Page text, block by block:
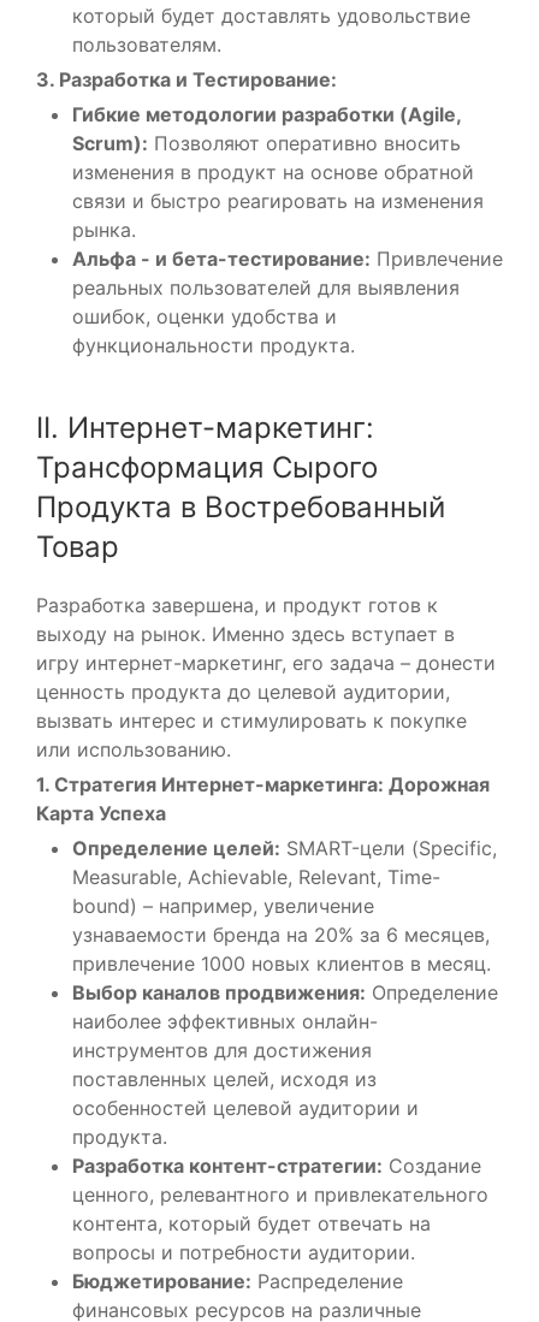
который будет доставлять удовольствие
пользователям.
3. Разработка и Тестирование:
Гибкие методологии разработки (Agile,
Scrum): Позволяют оперативно вносить
изменения в продукт на основе обратной
связи и быстро реагировать на изменения
рынка.
Альфа - и бета-тестирование: Привлечение
реальных пользователей для выявления
ошибок, оценки удобства и
функциональности продукта.
II. Интернет-маркетинг:
Трансформация Сырого
Продукта в Востребованный
Товар
Разработка завершена, и продукт готов к
выходу на рынок. Именно здесь вступает в
игру интернет-маркетинг, его задача – донести
ценность продукта до целевой аудитории,
вызвать интерес и стимулировать к покупке
или использованию.
1. Стратегия Интернет-маркетинга: Дорожная
Карта Успеха
Определение целей: SMART-цели (Specific,
Measurable, Achievable, Relevant, Time-
bound) – например, увеличение
узнаваемости бренда на 20% за 6 месяцев,
привлечение 1000 новых клиентов в месяц.
Выбор каналов продвижения: Определение
наиболее эффективных онлайн-
инструментов для достижения
поставленных целей, исходя из
особенностей целевой аудитории и
продукта.
Разработка контент-стратегии: Создание
ценного, релевантного и привлекательного
контента, который будет отвечать на
вопросы и потребности аудитории.
Бюджетирование: Распределение
финансовых ресурсов на различные